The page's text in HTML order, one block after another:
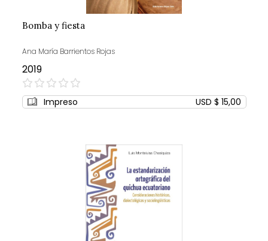
Bomba y fiesta
Ana María Barrientos Rojas
2019
0%
Impreso USD $ 15,00